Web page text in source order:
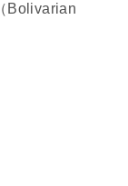
Bolivarian